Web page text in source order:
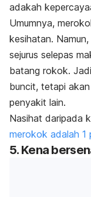
adakah
Umumnya,
kesihatan.
sejurus selepas
batang rokok.
buncit, tetapi
penyakit lain.
Nasihat daripada
merokok adalah 1
5. Kena